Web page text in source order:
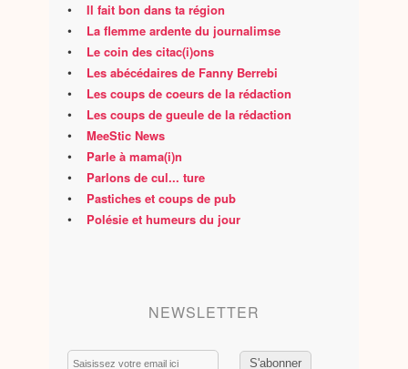
• Il fait bon dans ta région
• La flemme ardente du journalimse
• Le coin des citac(i)ons
• Les abécédaires de Fanny Berrebi
• Les coups de coeurs de la rédaction
• Les coups de gueule de la rédaction
• MeeStic News
• Parle à mama(i)n
• Parlons de cul... ture
• Pastiches et coups de pub
• Polésie et humeurs du jour
NEWSLETTER
Email